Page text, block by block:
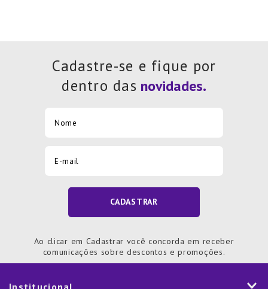
Cadastre-se e fique por
dentro das
CADASTRAR
Ao clicar em Cadastrar você concorda em receber
comunicações sobre descontos e promoções.